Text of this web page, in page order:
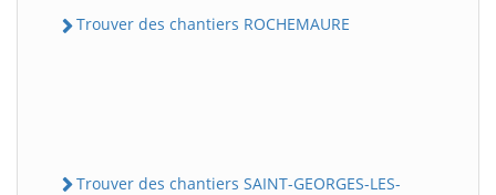
Trouver des chantiers ROCHEMAURE
Trouver des chantiers SAINT-GEORGES-LES-